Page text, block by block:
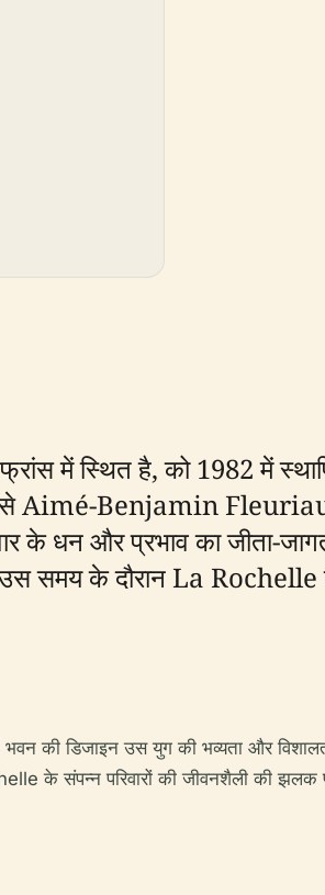
में स्थित है, को 1982 में
Aimé-Benjamin Fleuriau
धन और प्रभाव का जीता-
समय के दौरान La Rochelle
की डिजाइन उस युग की भव्यता और
के संपन्न परिवारों की जीवनशैली की